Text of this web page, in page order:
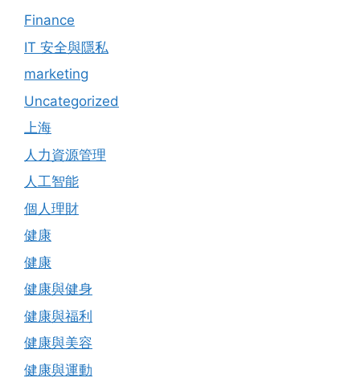
Finance
IT 安全與隱私
marketing
Uncategorized
上海
人力資源管理
人工智能
個人理財
健康
健康
健康與健身
健康與福利
健康與美容
健康與運動